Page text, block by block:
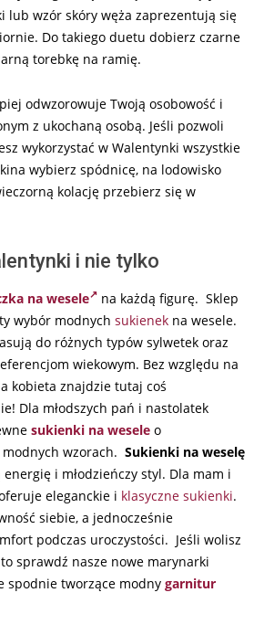
lub wzór skóry węża zaprezentują się
Do takiego duetu dobierz czarne
torebkę na ramię.
odwzorowuje Twoją osobowość i
z ukochaną osobą. Jeśli pozwoli
wykorzystać w Walentynki wszystkie
wybierz spódnicę, na lodowisko
kolację przebierz się w
i nie tylko
na wesele
na każdą figurę. Sklep
wybór modnych sukienek na wesele.
do różnych typów sylwetek oraz
wiekowym. Bez względu na
kobieta znajdzie tutaj coś
Dla młodszych pań i nastolatek
sukienki na wesele o
wzorach. Sukienki na weselę
i młodzieńczy styl. Dla mam i
eleganckie i klasyczne sukienki.
siebie, a jednocześnie
podczas uroczystości. Jeśli wolisz
sprawdź nasze nowe marynarki
spodnie tworzące modny garnitur